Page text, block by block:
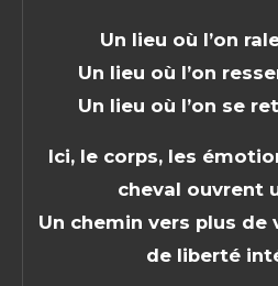
Un lieu où l’on
Un lieu où l’on
Un lieu où l’on se
Ici, le corps, les
cheval ouvrent
Un chemin vers plus
de liberté